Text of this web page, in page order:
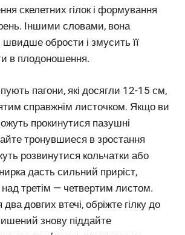
скелетних гілок і формування
Іншими словами, вона
швидше обрости і змусить її
в плодоношення.
пагони, які досягли 12-15 см,
справжнім листочком. Якщо ви
прокинутися пазушні
тронувшиеся в зростання
розвинутися кольчатки або
дасть сильний приріст,
над третім — четвертим листом.
довгих втечі, обріжте гілку до
знову піддайте